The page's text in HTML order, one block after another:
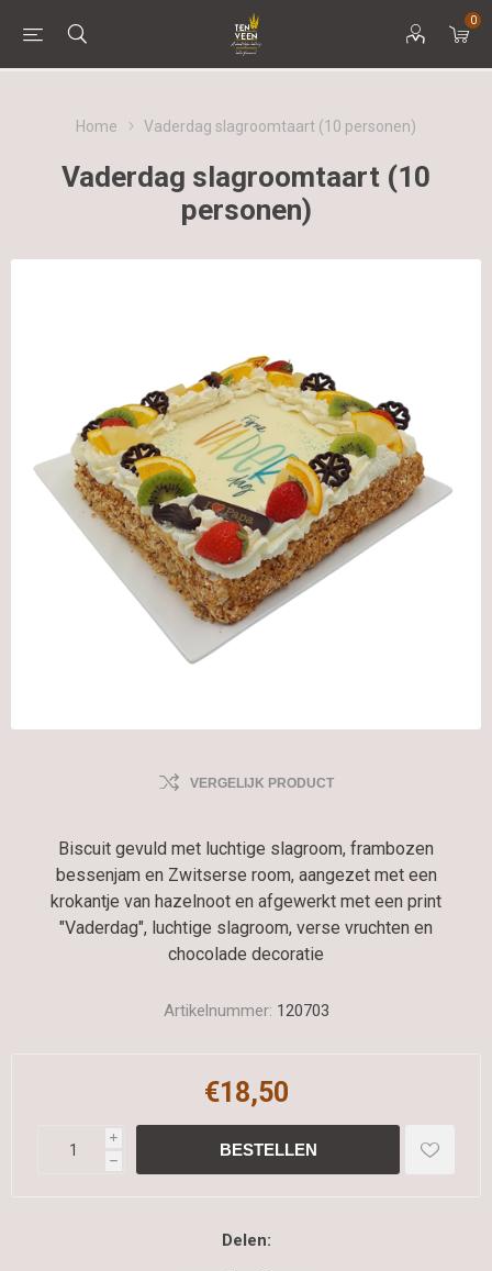
0
Home Vaderdag slagroomtaart (10 personen)
Vaderdag slagroomtaart (10
personen)
VERGELIJK PRODUCT
Biscuit gevuld met luchtige slagroom, frambozen
bessenjam en Zwitserse room, aangezet met een
krokantje van hazelnoot en afgewerkt met een print
"Vaderdag", luchtige slagroom, verse vruchten en
chocolade decoratie
Artikelnummer: 120703
€18,50
i
h
Delen: